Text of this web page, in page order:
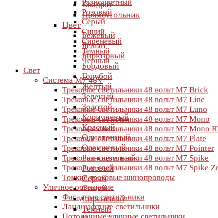
Разноцветный
Розовый
Серый
Синий
Сиреневый
Темный
Черный
Свет
Система M7 48V
Трековые светильники 48 вольт M7 Brick
Трековые светильники 48 вольт M7 Line
Трековые светильники 48 вольт M7 Luno
Трековые светильники 48 вольт M7 Mono
Трековые светильники 48 вольт M7 Mono
Трековые светильники 48 вольт M7 Plate
Трековые светильники 48 вольт M7 Pointer
Трековые светильники 48 вольт M7 Spike
Трековые светильники 48 вольт M7 Spike
Тонкие трековые шинопроводы
Уличное освещение
Фасадные светильники
Ландшафтные светильники
Квадрат
Прямоугольник
Цвет
Бежевый
Белый
Бирюзовый
Бордовый
Голубой
Желтый
Зеленый
Золотой
Коричневый
Красный
Однотонный
Оранжевый
Разноцветный
Розовый
Серый
Синий
Сиреневый
Темный